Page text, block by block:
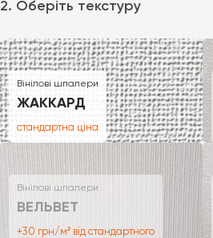
2. Оберіть текстуру
Вінілові шпалери
ЖАККАРД
стандартна ціна
Вінілові шпалери
ВЕЛЬВЕТ
+30 грн/м² від стандартного